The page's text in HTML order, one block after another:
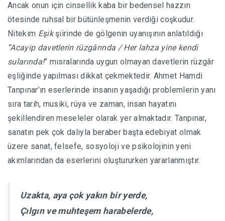
Ancak onun için cinsellik kaba bir bedensel hazzın
ötesinde ruhsal bir bütünleşmenin verdiği coşkudur.
Nitekim Eşikşiirinde de gölgenin uyanışının anlatıldığı
”Acayip davetlerin rüzgârında / Her lahza yine kendi
sularında!” mısralarında uygun olmayan davetlerin rüzgâr
eşliğinde yapılması dikkat çekmektedir. Ahmet Hamdi
Tanpınar’ın eserlerinde insanın yaşadığı problemlerin yanı
sıra tarih, musiki, rüya ve zaman, insan hayatını
şekillendiren meseleler olarak yer almaktadır. Tanpınar,
sanatın pek çok dalıyla beraber başta edebiyat olmak
üzere sanat, felsefe, sosyoloji ve psikolojinin yeni
akımlarından da eserlerini oluştururken yararlanmıştır.
Uzakta, aya çok yakın bir yerde,
Çılgın ve muhteşem harabelerde,